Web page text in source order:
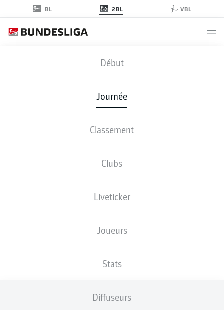
BL 2BL VBL
Début
Journée
Classement
Clubs
Liveticker
Joueurs
Stats
Diffuseurs
KSC - STP
COMPOSITIONS STATISTIQUES
Les compositions seront annoncées